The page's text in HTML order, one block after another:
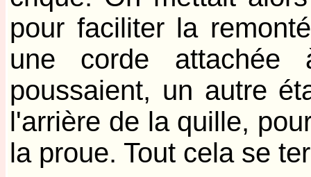
pour faciliter la
une corde
poussaient, un autre
l'arrière de la quille,
la proue. Tout cela se